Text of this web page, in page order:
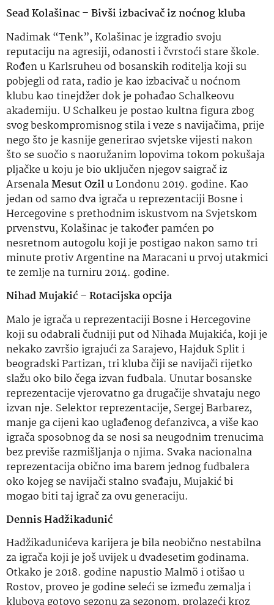
Sead Kolašinac – Bivši izbacivač iz noćnog kluba
Nadimak “Tenk”, Kolašinac je izgradio svoju
reputaciju na agresiji, odanosti i čvrstoći stare škole.
Rođen u Karlsruheu od bosanskih roditelja koji su
pobjegli od rata, radio je kao izbacivač u noćnom
klubu kao tinejdžer dok je pohađao Schalkeovu
akademiju. U Schalkeu je postao kultna figura zbog
svog beskompromisnog stila i veze s navijačima, prije
nego što je kasnije generirao svjetske vijesti nakon
što se suočio s naoružanim lopovima tokom pokušaja
pljačke u koju je bio uključen njegov saigrač iz
ArsenalaMesut Ozilu Londonu 2019. godine. Kao
jedan od samo dva igrača u reprezentaciji Bosne i
Hercegovine s prethodnim iskustvom na Svjetskom
prvenstvu, Kolašinac je također pamćen po
nesretnom autogolu koji je postigao nakon samo tri
minute protiv Argentine na Maracani u prvoj utakmici
te zemlje na turniru 2014. godine.
Nihad Mujakić – Rotacijska opcija
Malo je igrača u reprezentaciji Bosne i Hercegovine
koji su odabrali čudniji put od Nihada Mujakića, koji je
nekako završio igrajući za Sarajevo, Hajduk Split i
beogradski Partizan, tri kluba čiji se navijači rijetko
slažu oko bilo čega izvan fudbala. Unutar bosanske
reprezentacije vjerovatno ga drugačije shvataju nego
izvan nje. Selektor reprezentacije, Sergej Barbarez,
manje ga cijeni kao uglađenog defanzivca, a više kao
igrača sposobnog da se nosi sa neugodnim trenucima
bez previše razmišljanja o njima. Svaka nacionalna
reprezentacija obično ima barem jednog fudbalera
oko kojeg se navijači stalno svađaju, Mujakić bi
mogao biti taj igrač za ovu generaciju.
Dennis Hadžikadunić
Hadžikadunićeva karijera je bila neobično nestabilna
za igrača koji je još uvijek u dvadesetim godinama.
Otkako je 2018. godine napustio Malmö i otišao u
Rostov, proveo je godine seleći se između zemalja i